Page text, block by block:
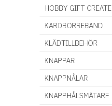
HOBBY GIFT CREATE
KARDBORREBAND
KLÄDTILLBEHÖR
KNAPPAR
KNAPPNÅLAR
KNAPPHÅLSMÄTARE